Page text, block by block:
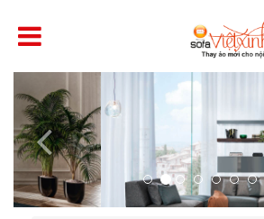
Previous